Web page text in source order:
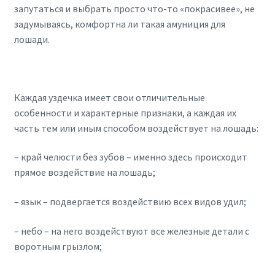
запутаться и выбрать просто что-то «покрасивее», не
задумываясь, комфортна ли такая амуниция для
лошади.
Каждая уздечка имеет свои отличительные
особенности и характерные признаки, а каждая их
часть тем или иным способом воздействует на лошадь:
– край челюсти без зубов – именно здесь происходит
прямое воздействие на лошадь;
– язык – подвергается воздействию всех видов удил;
– небо – на него воздействуют все железные детали с
воротным грызлом;